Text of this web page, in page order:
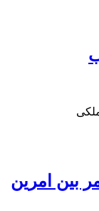
بین امرین